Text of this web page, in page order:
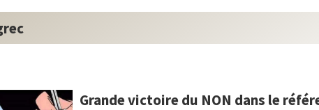
Grande victoire du NON dans le